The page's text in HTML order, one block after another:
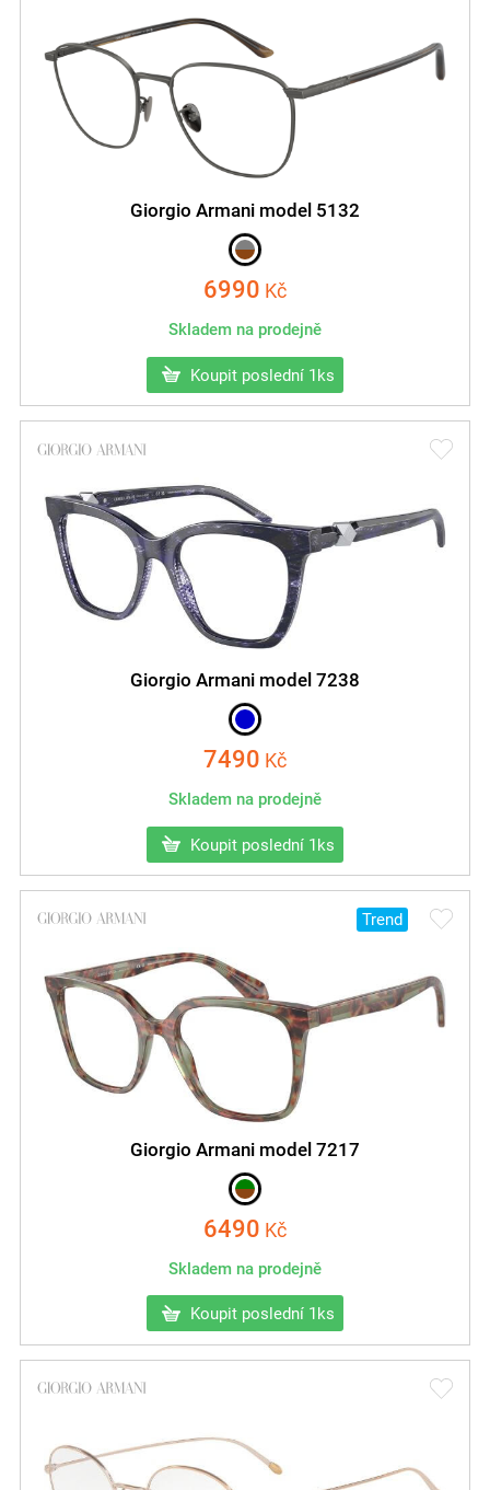
Giorgio Armani model 5132
6990 Kč
Skladem na prodejně
Koupit poslední 1ks
Giorgio Armani model 7238
7490 Kč
Skladem na prodejně
Koupit poslední 1ks
Trend
Giorgio Armani model 7217
6490 Kč
Skladem na prodejně
Koupit poslední 1ks